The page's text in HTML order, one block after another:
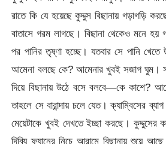
রাতে কি যে হয়েছে কুদ্দুস বিছানায় গড়াগড়ি
বাতাসে গরম লাগছে। বিছানা থেকেও মনে
পর পানির তৃষ্ণা হচ্ছে। যতবার সে পানি
আমেনা বলছে কে? আমেনার খুবই সজাগ ঘুম।
দিয়ে বিছানায় উঠে বসে বলবে—কে কাশে?
তাহলে সে বারান্দায় চলে যেত। ক্যাম্বিসের
মেয়েটাকে খুবই দেখতে ইচ্ছা করছে। কুদ্দুসের
দিব্যি ফ্যানের নিচে আরামে বিছানায় শুয়ে